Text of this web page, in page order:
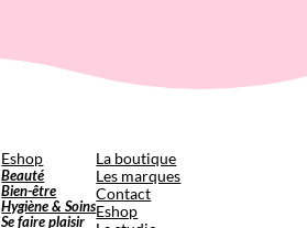
Eshop
Beauté
Bien-être
Hygiène & Soins
Se faire plaisir
La boutique
Les marques
Contact
Eshop